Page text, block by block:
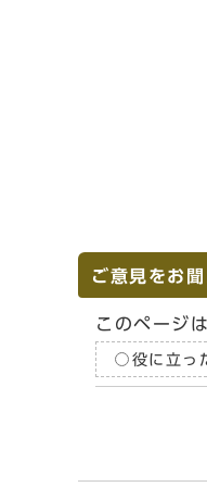
ご意見をお
このページ
役に立っ